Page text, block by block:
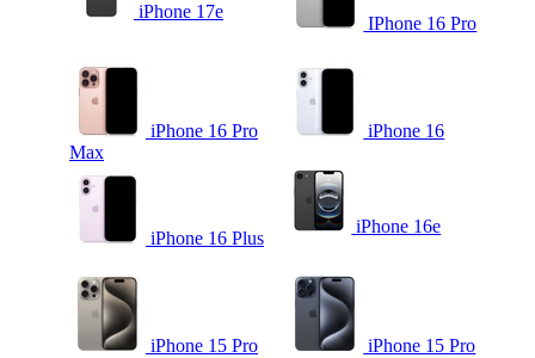
iPhone 17e
IPhone 16 Pro
iPhone 16 Pro
Max
iPhone 16
iPhone 16 Plus
iPhone 16e
iPhone 15 Pro
iPhone 15 Pro